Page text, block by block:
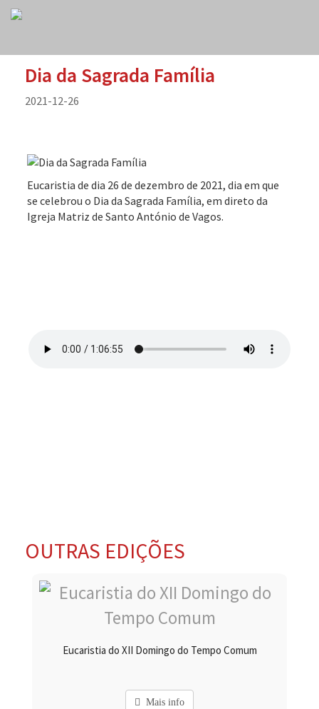
Dia da Sagrada Família
2021-12-26
Eucaristia de dia 26 de dezembro de 2021, dia em que
se celebrou o Dia da Sagrada Família, em direto da
Igreja Matriz de Santo António de Vagos.
OUTRAS EDIÇÕES
Eucaristia do XII Domingo do Tempo Comum
Mais info